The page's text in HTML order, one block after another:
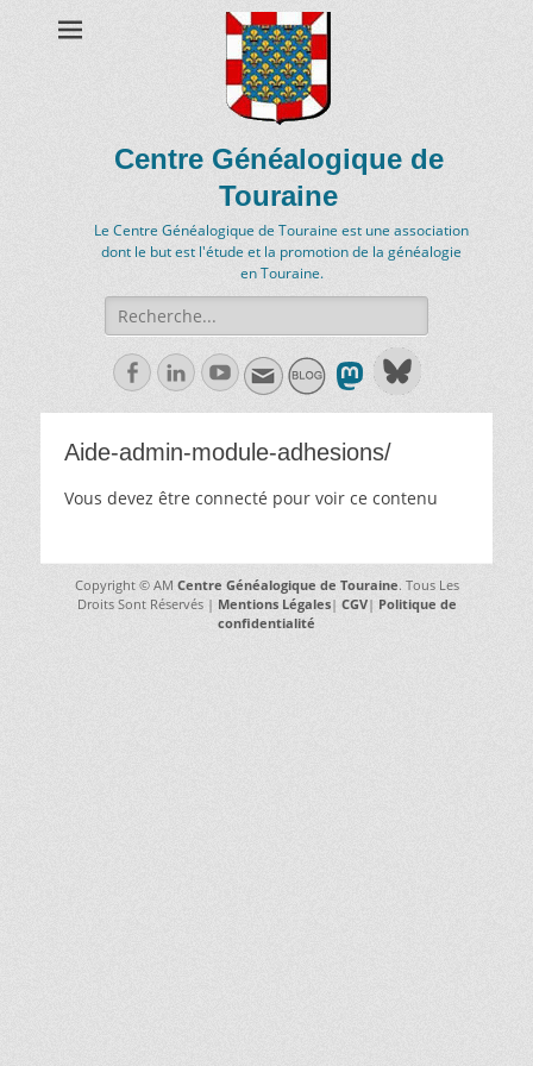
Centre Généalogique de
Touraine
Le Centre Généalogique de Touraine est une association
dont le but est l'étude et la promotion de la généalogie
en Touraine.
Recherche
de:
FacebookLinkedln
Youtube
Aide-admin-module-adhesions/
Vous devez être connecté pour voir ce contenu
Copyright © AM Centre Généalogique de Touraine. Tous Les
Droits Sont Réservés | Mentions Légales| CGV| Politique de
confidentialité